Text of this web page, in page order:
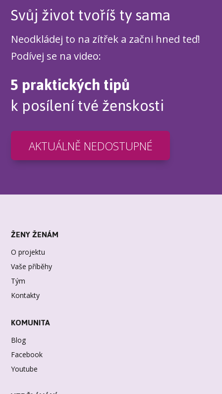
Svůj život tvoříš ty sama
Neodkládej to na zítřek a začni hned teď!
Podívej se na video:
5 praktických tipů
k posílení tvé ženskosti
AKTUÁLNĚ NEDOSTUPNÉ
ŽENY ŽENÁM
O projektu
Vaše příběhy
Tým
Kontakty
KOMUNITA
Blog
Facebook
Youtube